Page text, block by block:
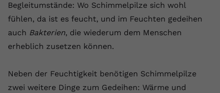
Begleitumstände: Wo Schimmelpilze sich wohl
fühlen, da ist es feucht, und im Feuchten gedeihen
auch Bakterien, die wiederum dem Menschen
erheblich zusetzen können.
Neben der Feuchtigkeit benötigen Schimmelpilze
zwei weitere Dinge zum Gedeihen: Wärme und
Name fe_typo_user
Anbieter VPB.de
Zweck
Dieses Cookie wird verwendet, um die
Speicherung von
Laufzeit
Vimeo installiert dieses Cookie, um
Tracking-Informationen zu sammeln,
setzt.